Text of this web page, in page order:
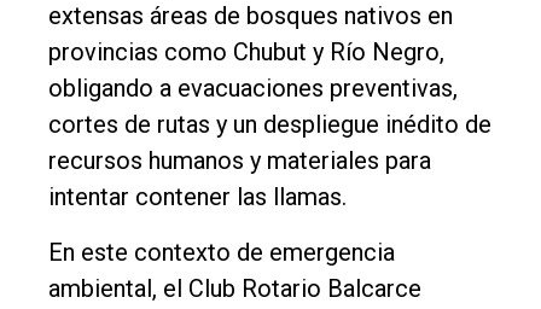
Rural
Deportes
Fúnebres
Edición
Empresa
Nosotros
Contacto
extensas áreas de bosques nativos en
provincias como Chubut y Río Negro,
obligando a evacuaciones preventivas,
cortes de rutas y un despliegue inédito de
recursos humanos y materiales para
intentar contener las llamas.
En este contexto de emergencia
ambiental, el Club Rotario Balcarce